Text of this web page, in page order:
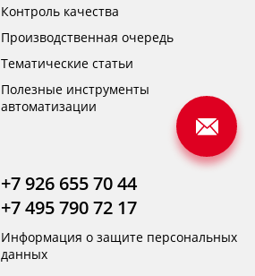
Контроль качества
Производственная очередь
Тематические статьи
Полезные инструменты
автоматизации
+7 926 655 70 44
+7 495 790 72 17
Информация о защите персональных
данных